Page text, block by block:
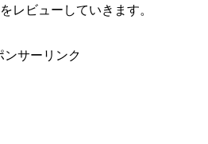
レビューしていきます。
ンサーリンク